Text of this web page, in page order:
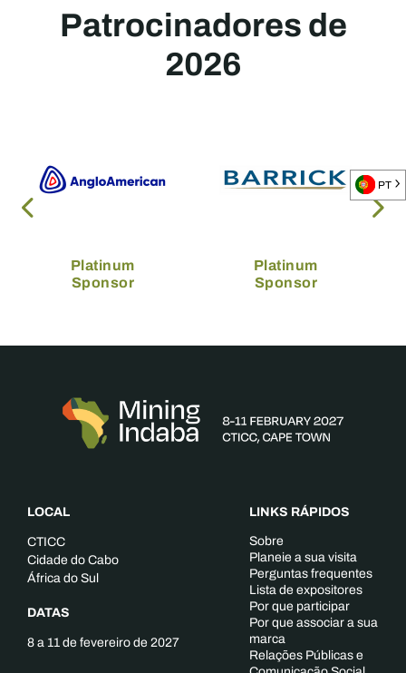
Patrocinadores de
2026
Platinum
Sponsor
Platinum
Sponsor
LOCAL
CTICC
Cidade do Cabo
África do Sul
DATAS
8 a 11 de fevereiro de 2027
LINKS RÁPIDOS
Sobre
Planeie a sua visita
Perguntas frequentes
Lista de expositores
Por que participar
Por que associar a sua
marca
Relações Públicas e
PT